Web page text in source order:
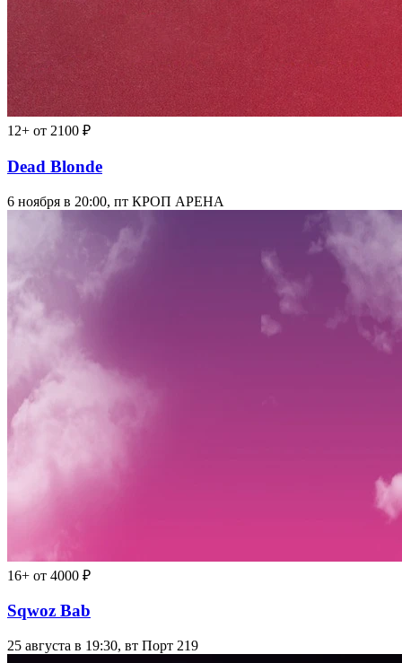
12+ от 2100 ₽
Dead Blonde
6 ноября в 20:00, пт КРОП АРЕНА
16+ от 4000 ₽
Sqwoz Bab
25 августа в 19:30, вт Порт 219